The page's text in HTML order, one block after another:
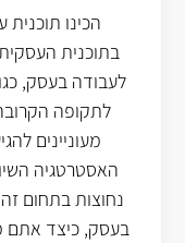
הכינו
בתוכנית
לעבודה בעסק,
לתקופה
מעוניינים
האסטרטגיה
נחוצות בתחום
בעסק, כיצד אתם